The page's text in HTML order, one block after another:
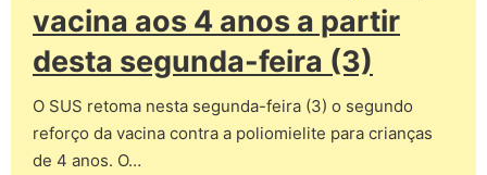
vacina aos 4 anos a partir
desta segunda-feira (3)
O SUS retoma nesta segunda-feira (3) o segundo
reforço da vacina contra a poliomielite para crianças
de 4 anos. O…